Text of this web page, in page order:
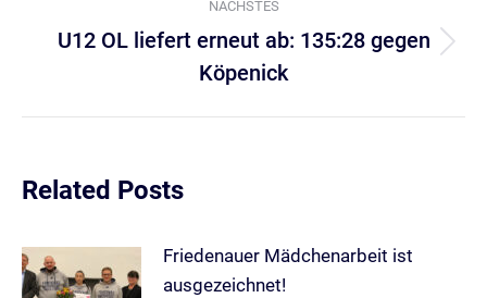
NÄCHSTES
Nächster
Beitrag:
U12 OL liefert erneut ab: 135:28 gegen
Köpenick
Related Posts
Friedenauer Mädchenarbeit ist
ausgezeichnet!